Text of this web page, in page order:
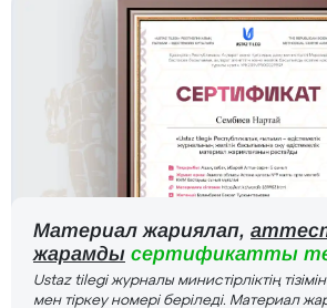
Материал жариялап,
жарамды сертификатты
Ustaz tilegi журналы министірліктің
мен тіркеу номері беріледі. Материал